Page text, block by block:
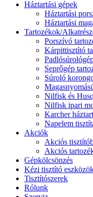
Háztartási gépek
Háztartási
Háztartási
Tartozékok/
Porszívó
Kárpittisztító
Seprőgép
Súroló
Nilfisk és
Nilfisk ipari
Karcher
Napelem
Akciók
Akciós
Akciós
Gépkölcsönzés
Kézi tisztító
Tisztítószerek
Rólunk